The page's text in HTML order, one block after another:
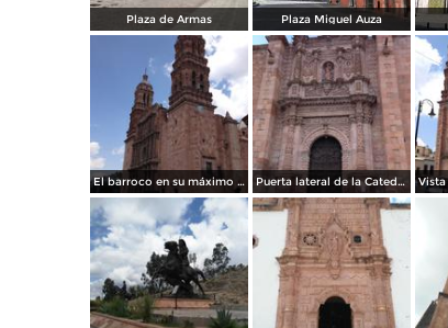
Plaza de Armas Plaza Miguel Auza
El barroco en su máximo esplendor. Catedral de Zacatecas. Abril/2017 Puerta lateral de la Catedral de Zacatecas. Abril/2017